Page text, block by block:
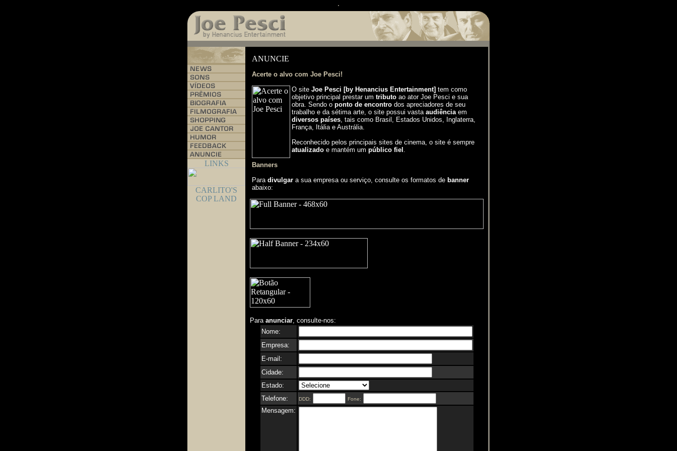
Acerte o alvo com Joe Pesci!
O site Joe Pesci [by Henancius Entertainment] tem como
objetivo principal prestar um tributoao ator Joe Pesci e sua
obra. Sendo o ponto de encontrodos apreciadores de seu
trabalho e da sétima arte, o site possui vasta audiênciaem
diversos países, tais como Brasil, Estados Unidos, Inglaterra,
França, Itália e Austrália.
Reconhecido pelos principais sites de cinema, o site é sempre
atualizadoe mantém um público fiel .
Banners
Para divulgara sua empresa ou serviço, consulte os formatos de banner
abaixo:
Para anunciar, consulte-nos:
Nome:
Empresa:
E-mail:
Cidade:
Estado:
Telefone:
DDD: Fone:
Mensagem: